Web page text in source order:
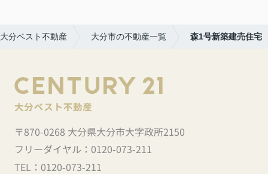
分ベスト不動産 大分市の不動産一覧 森1号新築建売住宅
〒870-0268 大分県大分市大字政所2150
フリーダイヤル： 0120-073-211
TEL： 0120-073-211